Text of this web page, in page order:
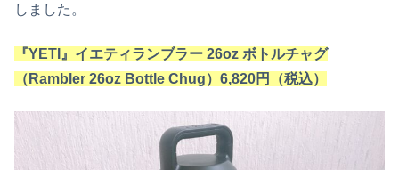
しました。
『YETI』イエティランブラー 26oz ボトルチャグ
（Rambler 26oz Bottle Chug）6,820円（税込）